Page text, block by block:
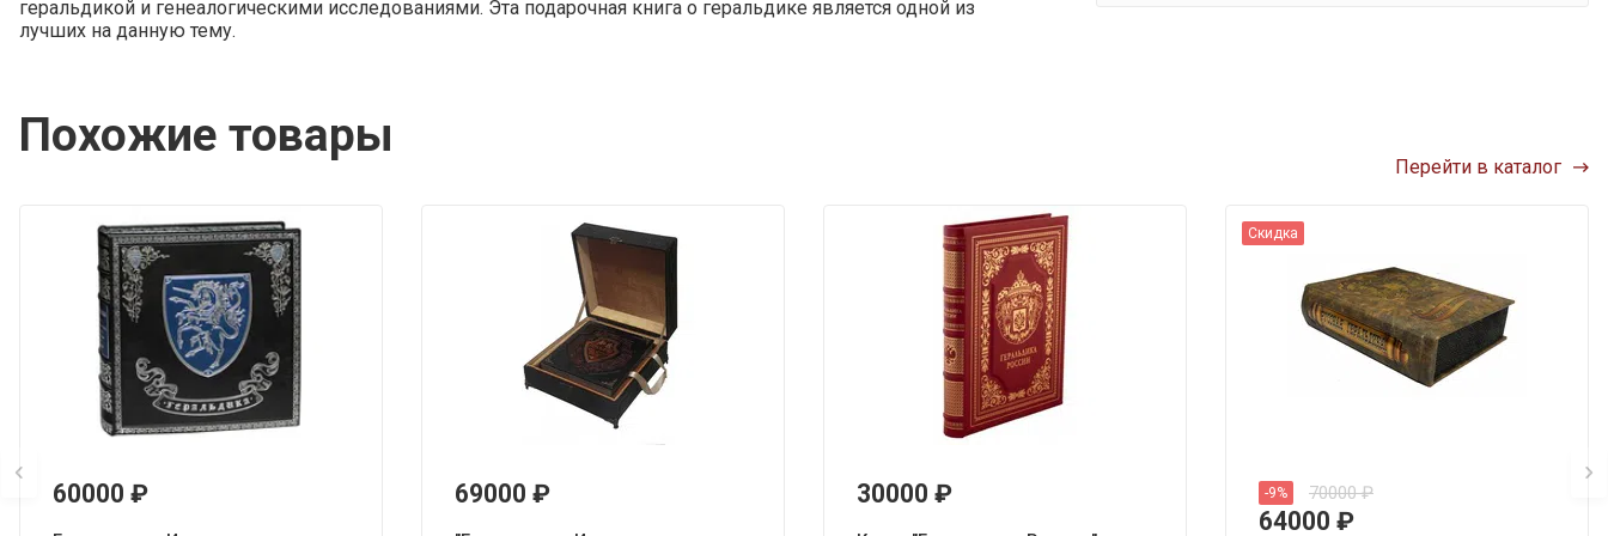
геральдикой и генеалогическими исследованиями. Эта подарочная книга о геральдике является одной из
лучших на данную тему.
Похожие товары
Перейти в каталог
60000 ₽ 69000 ₽ 30000 ₽
Скидка
-9% 70000 ₽
64000 ₽